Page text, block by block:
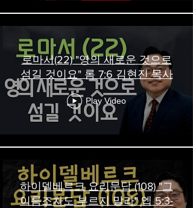
로마서(22) "영의 새로운 것으로
섬길 것이요" 롬 7:6 김현진 목사
Play Video
하이델베르크 요리문답 (108) "그
이름조차도 부르지 말라" 엡 5:3-